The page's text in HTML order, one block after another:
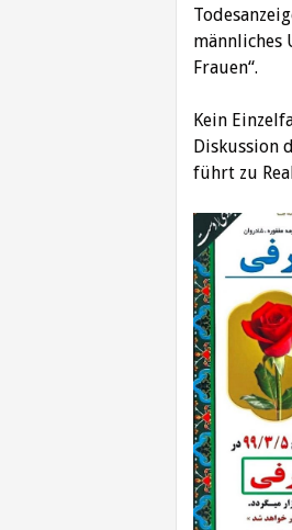
männliches
Frauen“.
Kein
Diskussion
führt zu